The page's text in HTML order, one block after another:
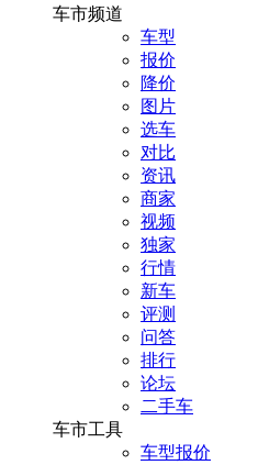
车市频道
车型
报价
降价
图片
选车
对比
资讯
商家
视频
独家
行情
新车
评测
问答
排行
论坛
二手车
车市工具
车型报价